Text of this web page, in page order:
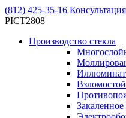
(812) 425-35-16 Консультация
PICT2808
Производство стекла
Закаленное